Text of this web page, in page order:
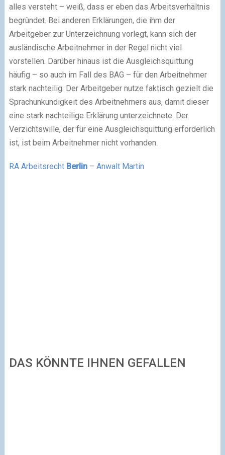
alles versteht – weiß, dass er eben das Arbeitsverhältnis
begründet. Bei anderen Erklärungen, die ihm der
Arbeitgeber zur Unterzeichnung vorlegt, kann sich der
ausländische Arbeitnehmer in der Regel nicht viel
vorstellen. Darüber hinaus ist die Ausgleichsquittung
häufig – so auch im Fall des BAG – für den Arbeitnehmer
stark nachteilig. Der Arbeitgeber nutze faktisch gezielt die
Sprachunkundigkeit des Arbeitnehmers aus, damit dieser
eine stark nachteilige Erklärung unterzeichnete. Der
Verzichtswille, der für eine Ausgleichsquittung erforderlich
ist, ist beim Arbeitnehmer nicht vorhanden.
RA Arbeitsrecht Berlin– Anwalt Martin
DAS KÖNNTE IHNEN GEFALLEN